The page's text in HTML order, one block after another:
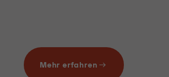
Mehr erfahren